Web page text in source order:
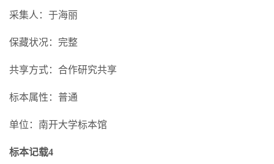
采集人：于海丽
保藏状况：完整
共享方式：合作研究共享
标本属性：普通
单位：南开大学标本馆
标本记载4